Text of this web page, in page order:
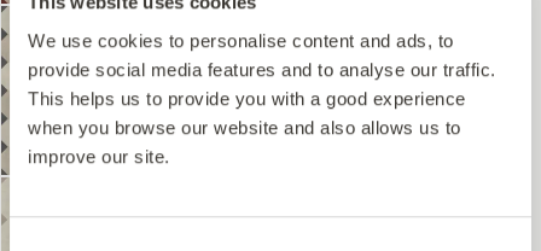
We use cookies to personalise content and ads, to
provide social media features and to analyse our traffic.
This helps us to provide you with a good experience
when you browse our website and also allows us to
improve our site.
Key Stone Mini DC592
Solicitar Muestras
Key Stone Small DC514